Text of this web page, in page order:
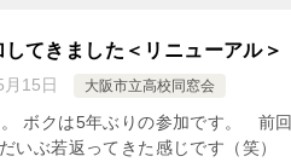
てきました＜リニューアル＞
15日 大阪市立高校同窓会
ボクは5年ぶりの参加です。 前回
いぶ若返ってきた感じです（笑）